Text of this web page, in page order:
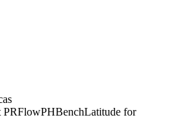
PRFlowPHBenchLatitude for